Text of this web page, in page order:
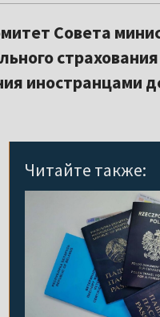
Совета
иностранцами
Читайте также: